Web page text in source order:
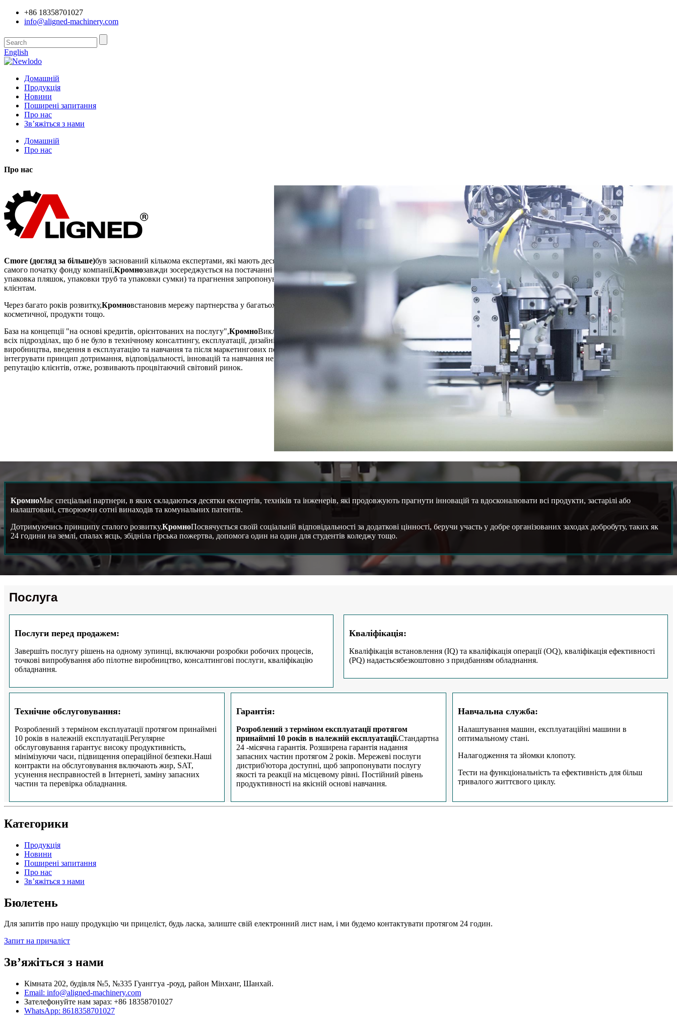
+86 18358701027
info@aligned-machinery.com
English
Домашній
Продукція
Новини
Поширені запитання
Про нас
Зв’яжіться з нами
Домашній
Про нас
Про нас
Cmore (догляд за більше)був заснований кількома експертами, які мають десятиліття досвіду в галузі машин. З
самого початку фонду компанії,Кромнозавжди зосереджується на постачанні високоякісної упаковки (наприклад,
упаковка пляшок, упаковки труб та упаковки сумки) та прагнення запропонувати найкращі послуги всім поважним
клієнтам.
Через багато років розвитку,Кромновстановив мережу партнерства у багатьох країнах і вийшов на ринки хімічної,
косметичної, продукти тощо.
База на концепції "на основі кредитів, орієнтованих на послугу",КромноВикладіть нашу цінність якості та послуг у
всіх підрозділах, що б не було в технічному консалтингу, експлуатації, дизайні, пропозиції щодо рішення,
виробництва, введення в експлуатацію та навчання та після маркетингових послуг. Компанія продовжує
інтегрувати принцип дотримання, відповідальності, інновацій та навчання невгамовно, отримуючи акредитацію та
репутацію клієнтів, отже, розвивають процвітаючий світовий ринок.
КромноМає спеціальні партнери, в яких складаються десятки експертів, техніків та інженерів, які продовжують прагнути інновацій та вдосконалювати всі продукти, застарілі або
налаштовані, створюючи сотні винаходів та комунальних патентів.
Дотримуючись принципу сталого розвитку,КромноПосвячується своїй соціальній відповідальності за додаткові цінності, беручи участь у добре організованих заходах добробуту, таких як
24 години на землі, спалах яєць, збідніла гірська пожертва, допомога один на один для студентів коледжу тощо.
Послуга
Послуги перед продажем:
Завершіть послугу рішень на одному зупинці, включаючи розробки робочих процесів,
точкові випробування або пілотне виробництво, консалтингові послуги, кваліфікацію
обладнання.
Кваліфікація:
Кваліфікація встановлення (IQ) та кваліфікація операції (OQ), кваліфікація ефективності
(PQ) надаєтьсябезкоштовно з придбанням обладнання.
Технічне обслуговування:
Розроблений з терміном експлуатації протягом принаймні
10 років в належній експлуатації.Регулярне
обслуговування гарантує високу продуктивність,
мінімізуючи часи, підвищення операційної безпеки.Наші
контракти на обслуговування включають жир, SAT,
усунення несправностей в Інтернеті, заміну запасних
частин та перевірка обладнання.
Гарантія:
Розроблений з терміном експлуатації протягом
принаймні 10 років в належній експлуатації.Стандартна
24 -місячна гарантія. Розширена гарантія надання
запасних частин протягом 2 років. Мережеві послуги
дистриб'ютора доступні, щоб запропонувати послугу
якості та реакції на місцевому рівні. Постійний рівень
продуктивності на якісній основі навчання.
Навчальна служба:
Налаштування машин, експлуатаційні машини в
оптимальному стані.
Налагодження та зйомки клопоту.
Тести на функціональність та ефективність для більш
тривалого життєвого циклу.
Категорики
Продукція
Новини
Поширені запитання
Про нас
Зв’яжіться з нами
Бюлетень
Для запитів про нашу продукцію чи прицеліст, будь ласка, залиште свій електронний лист нам, і ми будемо контактувати протягом 24 годин.
Запит на причаліст
Зв’яжіться з нами
Кімната 202, будівля №5, №335 Гуанггуа -роуд, район Мінханг, Шанхай.
Email: info@aligned-machinery.com
Зателефонуйте нам зараз: +86 18358701027
WhatsApp: 8618358701027